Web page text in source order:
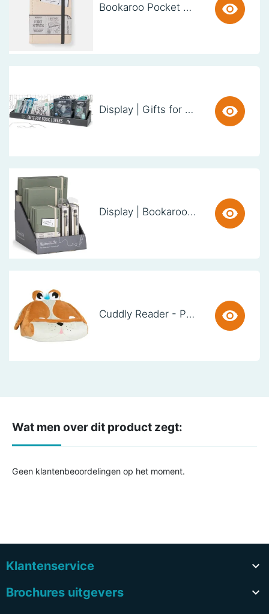
Bookaroo Pocket Notebook (A6) - CREAM
Display | Gifts for Book Lovers (60cm)
Display | Bookaroo Notebook & Pen - Fern
Cuddly Reader - Puppy Pete
Wat men over dit product zegt:
Geen klantenbeoordelingen op het moment.
Klantenservice

Brochures uitgevers
